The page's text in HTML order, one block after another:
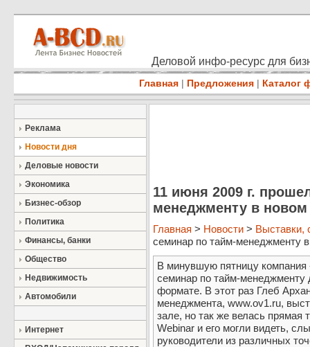
Деловой инфо-ресурс для
Главная | Предложения | Каталог
Реклама
Новости дня
Деловые новости
Экономика
Бизнес-обзор
Политика
Финансы, банки
Общество
Недвижимость
Автомобили
Интернет
11 июня 2009 г.
менеджменту в
Главная > Новости > Выставки,
семинар по тайм-менеджменту
В минувшую пятницу компания
семинар по тайм-
формате. В этот раз Глеб
менеджмента, www.ov1.ru,
зале, но так же велась прямая
Webinar и его могли видеть,
руководители из различных